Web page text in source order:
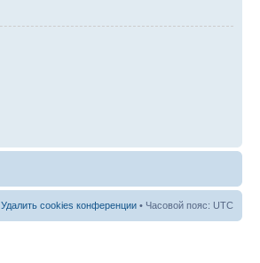
Удалить cookies конференции • Часовой пояс: UTC